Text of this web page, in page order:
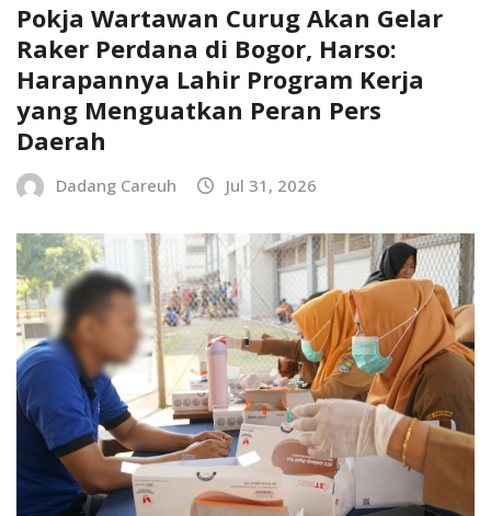
Pokja Wartawan Curug Akan Gelar
Raker Perdana di Bogor, Harso:
Harapannya Lahir Program Kerja
yang Menguatkan Peran Pers
Daerah
Dadang Careuh Jul 31, 2026